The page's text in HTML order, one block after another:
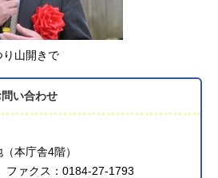
り山開きで
問い合わせ
本庁舎4階）
ァクス：0184-27-1793